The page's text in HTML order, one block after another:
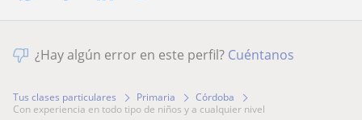
¿Hay algún error en este perfil? Cuéntanos
Tus clases particulares Primaria
Córdoba
con experiencia en todo tipo de niños y a cualquier nivel